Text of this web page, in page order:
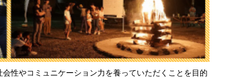
性やコミュニケーション力を養っていただくことを目的